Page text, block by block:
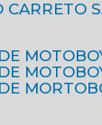
CARRETO
DE
DE